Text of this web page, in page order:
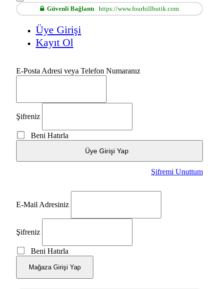
Güvenli Bağlantı https://www.fourhillbutik.com
Üye Girişi
Kayıt Ol
E-Posta Adresi veya Telefon Numaranız
Şifreniz
Beni Hatırla
Üye Girişi Yap
Şifremi Unuttum
E-Mail Adresiniz
Şifreniz
Beni Hatırla
Mağaza Girişi Yap